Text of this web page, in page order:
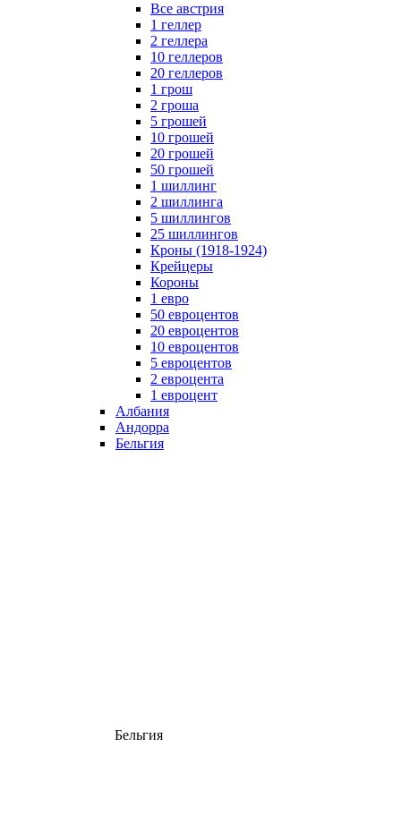
Все австрия
1 геллер
2 геллера
10 геллеров
20 геллеров
1 грош
2 гроша
5 грошей
10 грошей
20 грошей
50 грошей
1 шиллинг
2 шиллинга
5 шиллингов
25 шиллингов
Кроны (1918-1924)
Крейцеры
Короны
1 евро
50 евроцентов
20 евроцентов
10 евроцентов
5 евроцентов
2 евроцента
1 евроцент
Албания
Андорра
Бельгия
Бельгия